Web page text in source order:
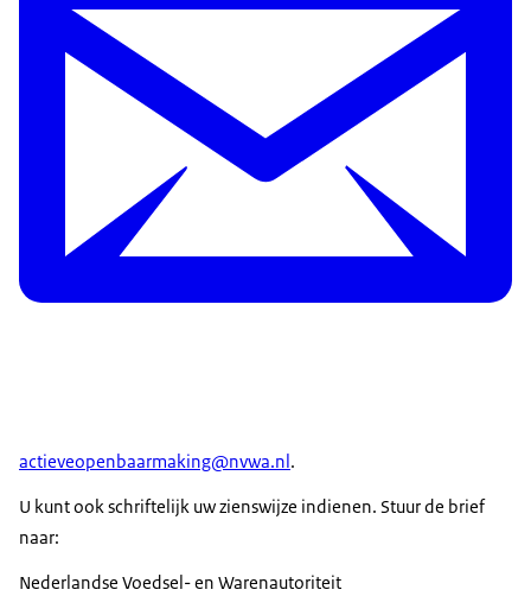
actieveopenbaarmaking@nvwa.nl .
U kunt ook schriftelijk uw zienswijze indienen. Stuur de brief
naar:
Nederlandse Voedsel- en Warenautoriteit